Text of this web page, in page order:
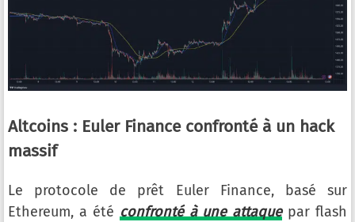
Altcoins : Euler Finance confronté à un hack
massif
Le protocole de prêt Euler Finance, basé sur
Ethereum, a été confronté à une attaquepar flash